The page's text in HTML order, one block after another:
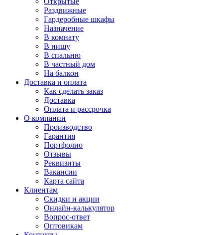
Раздвижные
Гардеробные шкафы
Назначение
В комнату
В нишу
В спальню
В частный дом
На балкон
Доставка и оплата
Как сделать заказ
Доставка
Оплата и рассрочка
О компании
Производство
Гарантия
Портфолио
Отзывы
Реквизиты
Вакансии
Карта сайта
Клиентам
Скидки и акции
Онлайн-калькулятор
Вопрос-ответ
Оптовикам